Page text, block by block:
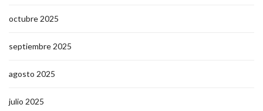
octubre 2025
septiembre 2025
agosto 2025
julio 2025